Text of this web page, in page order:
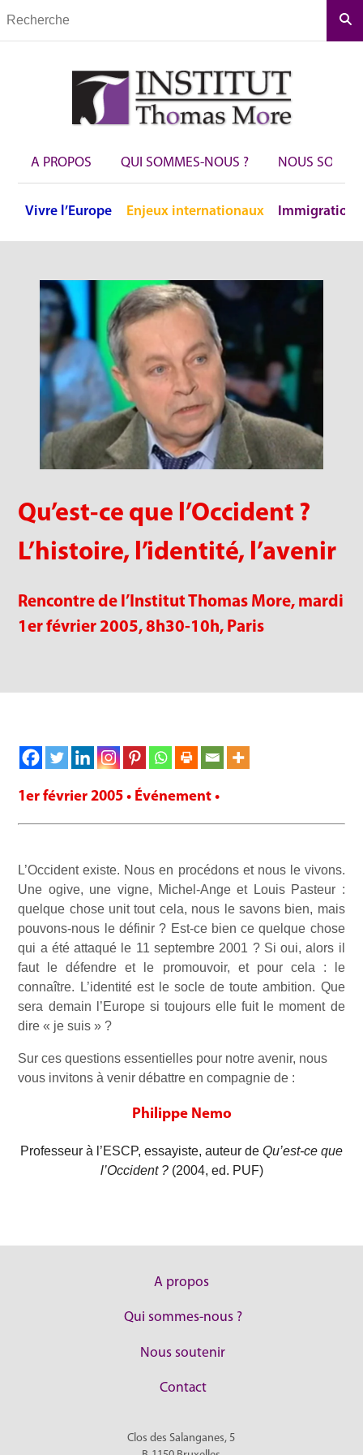
A PROPOS QUI SOMMES-NOUS ? NOUS
Vivre l’Europe Enjeux internationaux Immigration
Qu’est-ce que l’Occident ?
L’histoire, l’identité, l’avenir
Rencontre de l’Institut Thomas More, mardi
1er février 2005, 8h30-10h, Paris
1er février 2005 • Événement •
L’Occident existe. Nous en procédons et nous le vivons.
Une ogive, une vigne, Michel-Ange et Louis Pasteur :
quelque chose unit tout cela, nous le savons bien, mais
pouvons-nous le définir ? Est-ce bien ce quelque chose
qui a été attaqué le 11 septembre 2001 ? Si oui, alors il
faut le défendre et le promouvoir, et pour cela : le
connaître. L’identité est le socle de toute ambition. Que
sera demain l’Europe si toujours elle fuit le moment de
dire « je suis » ?
Sur ces questions essentielles pour notre avenir, nous
vous invitons à venir débattre en compagnie de :
Philippe Nemo
Professeur à l’ESCP, essayiste, auteur de Qu’est-ce que
l’Occident ?(2004, ed. PUF)
A propos
Qui sommes-nous ?
Nous soutenir
Contact
Clos des Salanganes, 5